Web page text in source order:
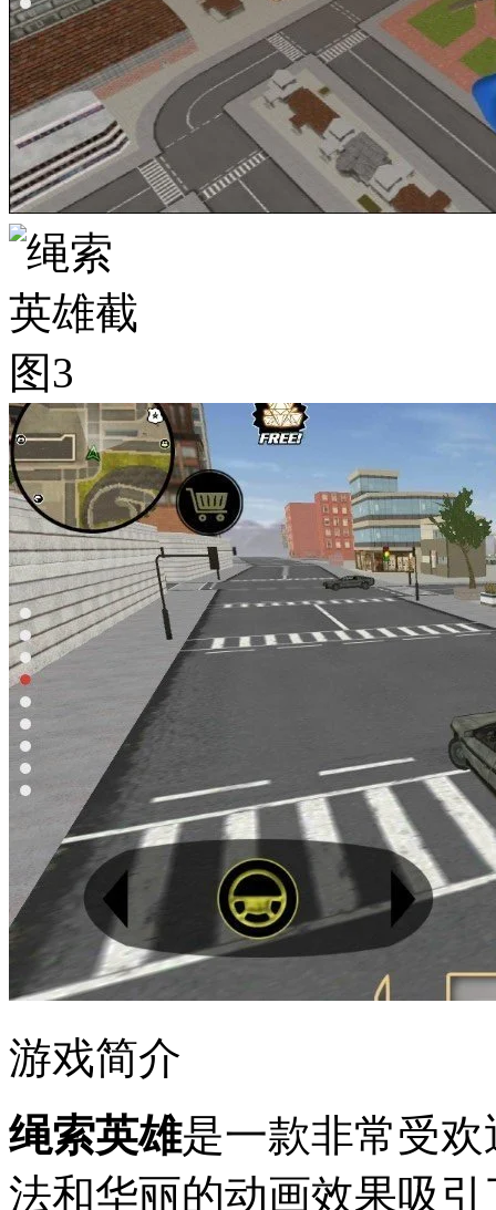
游戏简介
绳索英雄是一款非常受
法和华丽的动画效果吸